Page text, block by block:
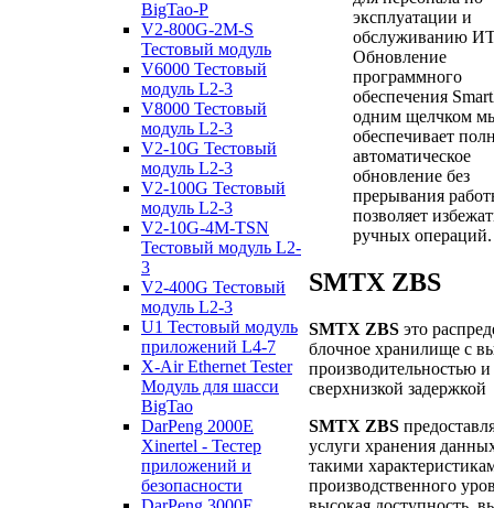
BigTao-P
V2-800G-2M-S
Тестовый модуль
V6000 Тестовый
модуль L2-3
V8000 Тестовый
модуль L2-3
V2-10G Тестовый
модуль L2-3
V2-100G Тестовый
модуль L2-3
V2-10G-4M-TSN
Тестовый модуль L2-
3
V2-400G Тестовый
модуль L2-3
U1 Тестовый модуль
приложений L4-7
X-Air Ethernet Tester
Модуль для шасси
BigTao
DarPeng 2000E
Xinertel - Тестер
приложений и
безопасности
эксплуатации и
обслуживанию
Обновление
программного
обеспечения
одним щелчком
обеспечивает
автоматическое
обновление без
прерывания
позволяет
ручных операций.
SMTX ZBS
SMTX ZBS это
блочное хранилище с
производительностью и
сверхнизкой задержкой
SMTX ZBS
услуги хранения
такими
производственного